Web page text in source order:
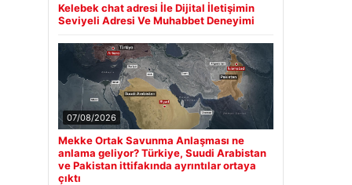
Kelebek chat adresi İle Dijital İletişimin
Seviyeli Adresi Ve Muhabbet Deneyimi
07/08/2026
Mekke Ortak Savunma Anlaşması ne
anlama geliyor? Türkiye, Suudi Arabistan
ve Pakistan ittifakında ayrıntılar ortaya
çıktı